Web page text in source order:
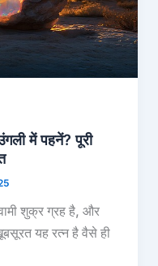
में पहनें? पूरी
शुक्र ग्रह है, और
यह रत्न है वैसे ही